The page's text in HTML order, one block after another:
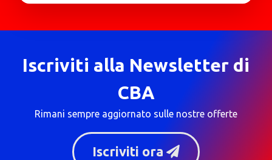
Iscriviti alla Newsletter di
CBA
Rimani sempre aggiornato sulle nostre offerte
Iscriviti ora